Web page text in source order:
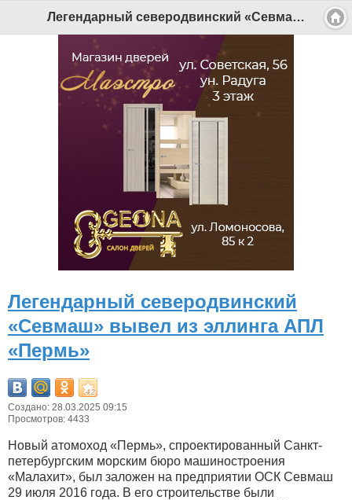
Легендарный северодвинский «Севмаш» вывел из эллинга АПЛ «Пермь» - Беломорканал Северодвинск tv29.ru
Легендарный северодвинский
«Севмаш» вывел из эллинга АПЛ
«Пермь»
Создано: 28.03.2025 09:15
Просмотров: 4433
Новый атомоход «Пермь», спроектированный Санкт-
петербургским морским бюро машиностроения
«Малахит», был заложен на предприятии ОСК Севмаш
29 июля 2016 года. В его строительстве были